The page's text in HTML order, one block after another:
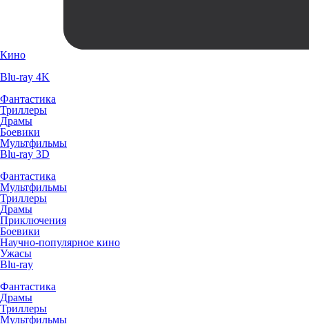
Кино
Blu-ray 4K
Фантастика
Триллеры
Драмы
Боевики
Мультфильмы
Blu-ray 3D
Фантастика
Мультфильмы
Триллеры
Драмы
Приключения
Боевики
Научно-популярное кино
Ужасы
Blu-ray
Фантастика
Драмы
Триллеры
Мультфильмы